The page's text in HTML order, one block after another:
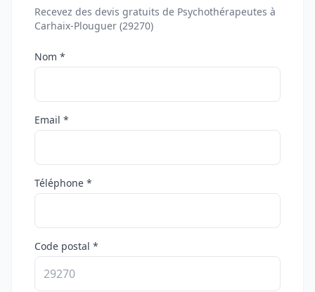
Recevez des devis gratuits de Psychothérapeutes à
Carhaix-Plouguer (29270)
Nom *
Email *
Téléphone *
Code postal *